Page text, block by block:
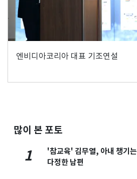
엔비디아코리아 대표 기조연설
많이 본 포토
1
'참교육' 김무열, 아내 챙기는
다정한 남편